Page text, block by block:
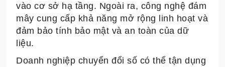
vào cơ sở hạ tầng. Ngoài ra, công nghệ đám
mây cung cấp khả năng mở rộng linh hoạt và
đảm bảo tính bảo mật và an toàn của dữ
liệu.
Doanh nghiệp chuyển đổi số có thể tận dụng